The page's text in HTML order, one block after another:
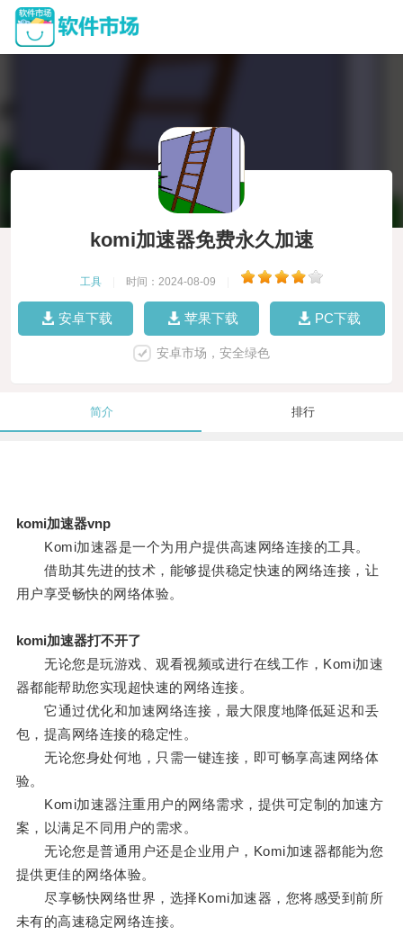
komi加速器免费永久加速
工具 时间：2024-08-09
安卓下载 苹果下载 PC下载
安卓市场，安全绿色
简介 排行
komi加速器vnp
Komi加速器是一个为用户提供高速网络连接的工具。
借助其先进的技术，能够提供稳定快速的网络连接，让
用户享受畅快的网络体验。
komi加速器打不开了
无论您是玩游戏、观看视频或进行在线工作，Komi加速
器都能帮助您实现超快速的网络连接。
它通过优化和加速网络连接，最大限度地降低延迟和丢
包，提高网络连接的稳定性。
无论您身处何地，只需一键连接，即可畅享高速网络体
验。
Komi加速器注重用户的网络需求，提供可定制的加速方
案，以满足不同用户的需求。
无论您是普通用户还是企业用户，Komi加速器都能为您
提供更佳的网络体验。
尽享畅快网络世界，选择Komi加速器，您将感受到前所
未有的高速稳定网络连接。